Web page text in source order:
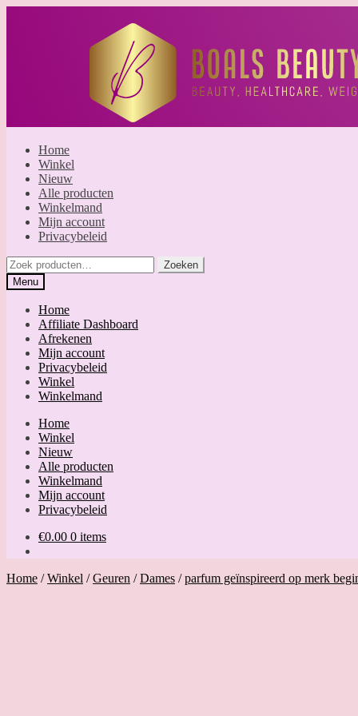
Home
Winkel
Nieuw
Alle producten
Winkelmand
Mijn account
Privacybeleid
Zoeken
naar:
Zoeken
Menu
Home
Affiliate Dashboard
Afrekenen
Mijn account
Privacybeleid
Winkel
Winkelmand
Home
Winkel
Nieuw
Alle producten
Winkelmand
Mijn account
Privacybeleid
€0.00 0 items
Home /Winkel /Geuren /Dames /parfum geïnspireerd op merk